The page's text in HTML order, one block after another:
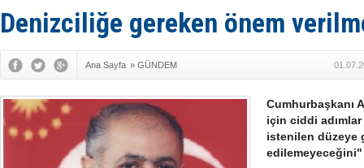
Tatil
Denizciliğe gereken önem
Ana Sayfa » GÜNDEM
Cumhurbaşkanı
için ciddi
istenilen düzeye